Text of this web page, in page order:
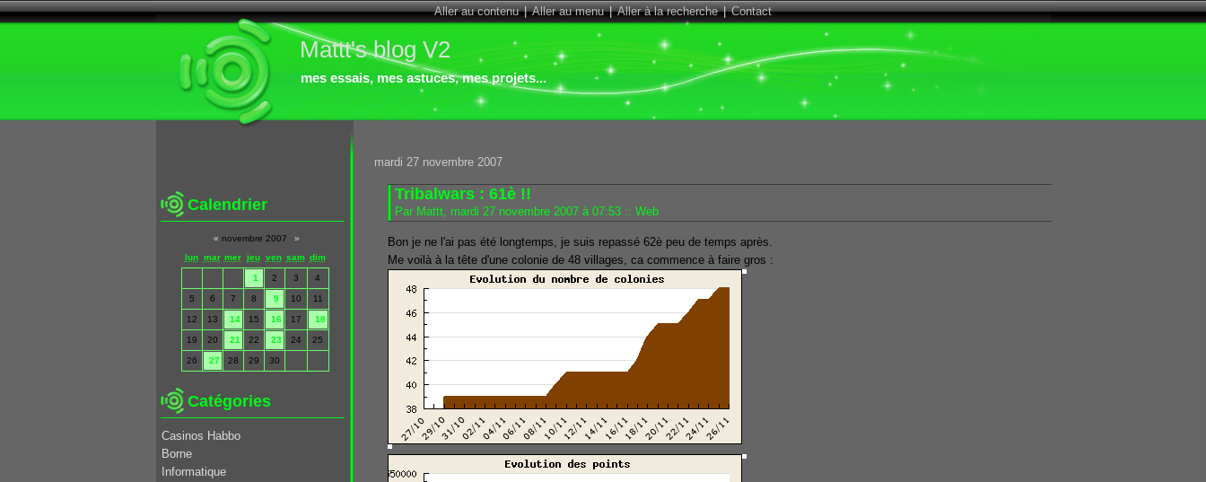
Aller au contenu|Aller au menu|Aller à la recherche|Contact
Mattt's blog V2
mes essais, mes astuces, mes projets...
mardi 27 novembre 2007
Tribalwars : 61è !!
Par Mattt, mardi 27 novembre 2007 à 07:53 :: Web
Bon je ne l'ai pas été longtemps, je suis repassé 62è peu de temps après.
Me voilà à la tête d'une colonie de 48 villages, ca commence à faire gros :
Calendrier
« novembre 2007
»
lun mar mer jeu ven sam dim
1 2 3 4
5 6 7 8 9 10 11
12 13 14 15 16 17 18
19 20 21 22 23 24 25
26 27 28 29 30
Catégories
Casinos Habbo
Borne
Informatique